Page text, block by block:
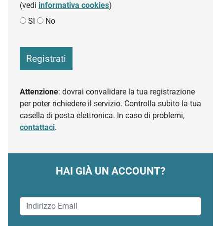
(vedi informativa cookies)
Sì
No
Registrati
Attenzione: dovrai convalidare la tua registrazione
per poter richiedere il servizio. Controlla subito la tua
casella di posta elettronica. In caso di problemi,
contattaci.
HAI GIÀ UN ACCOUNT?